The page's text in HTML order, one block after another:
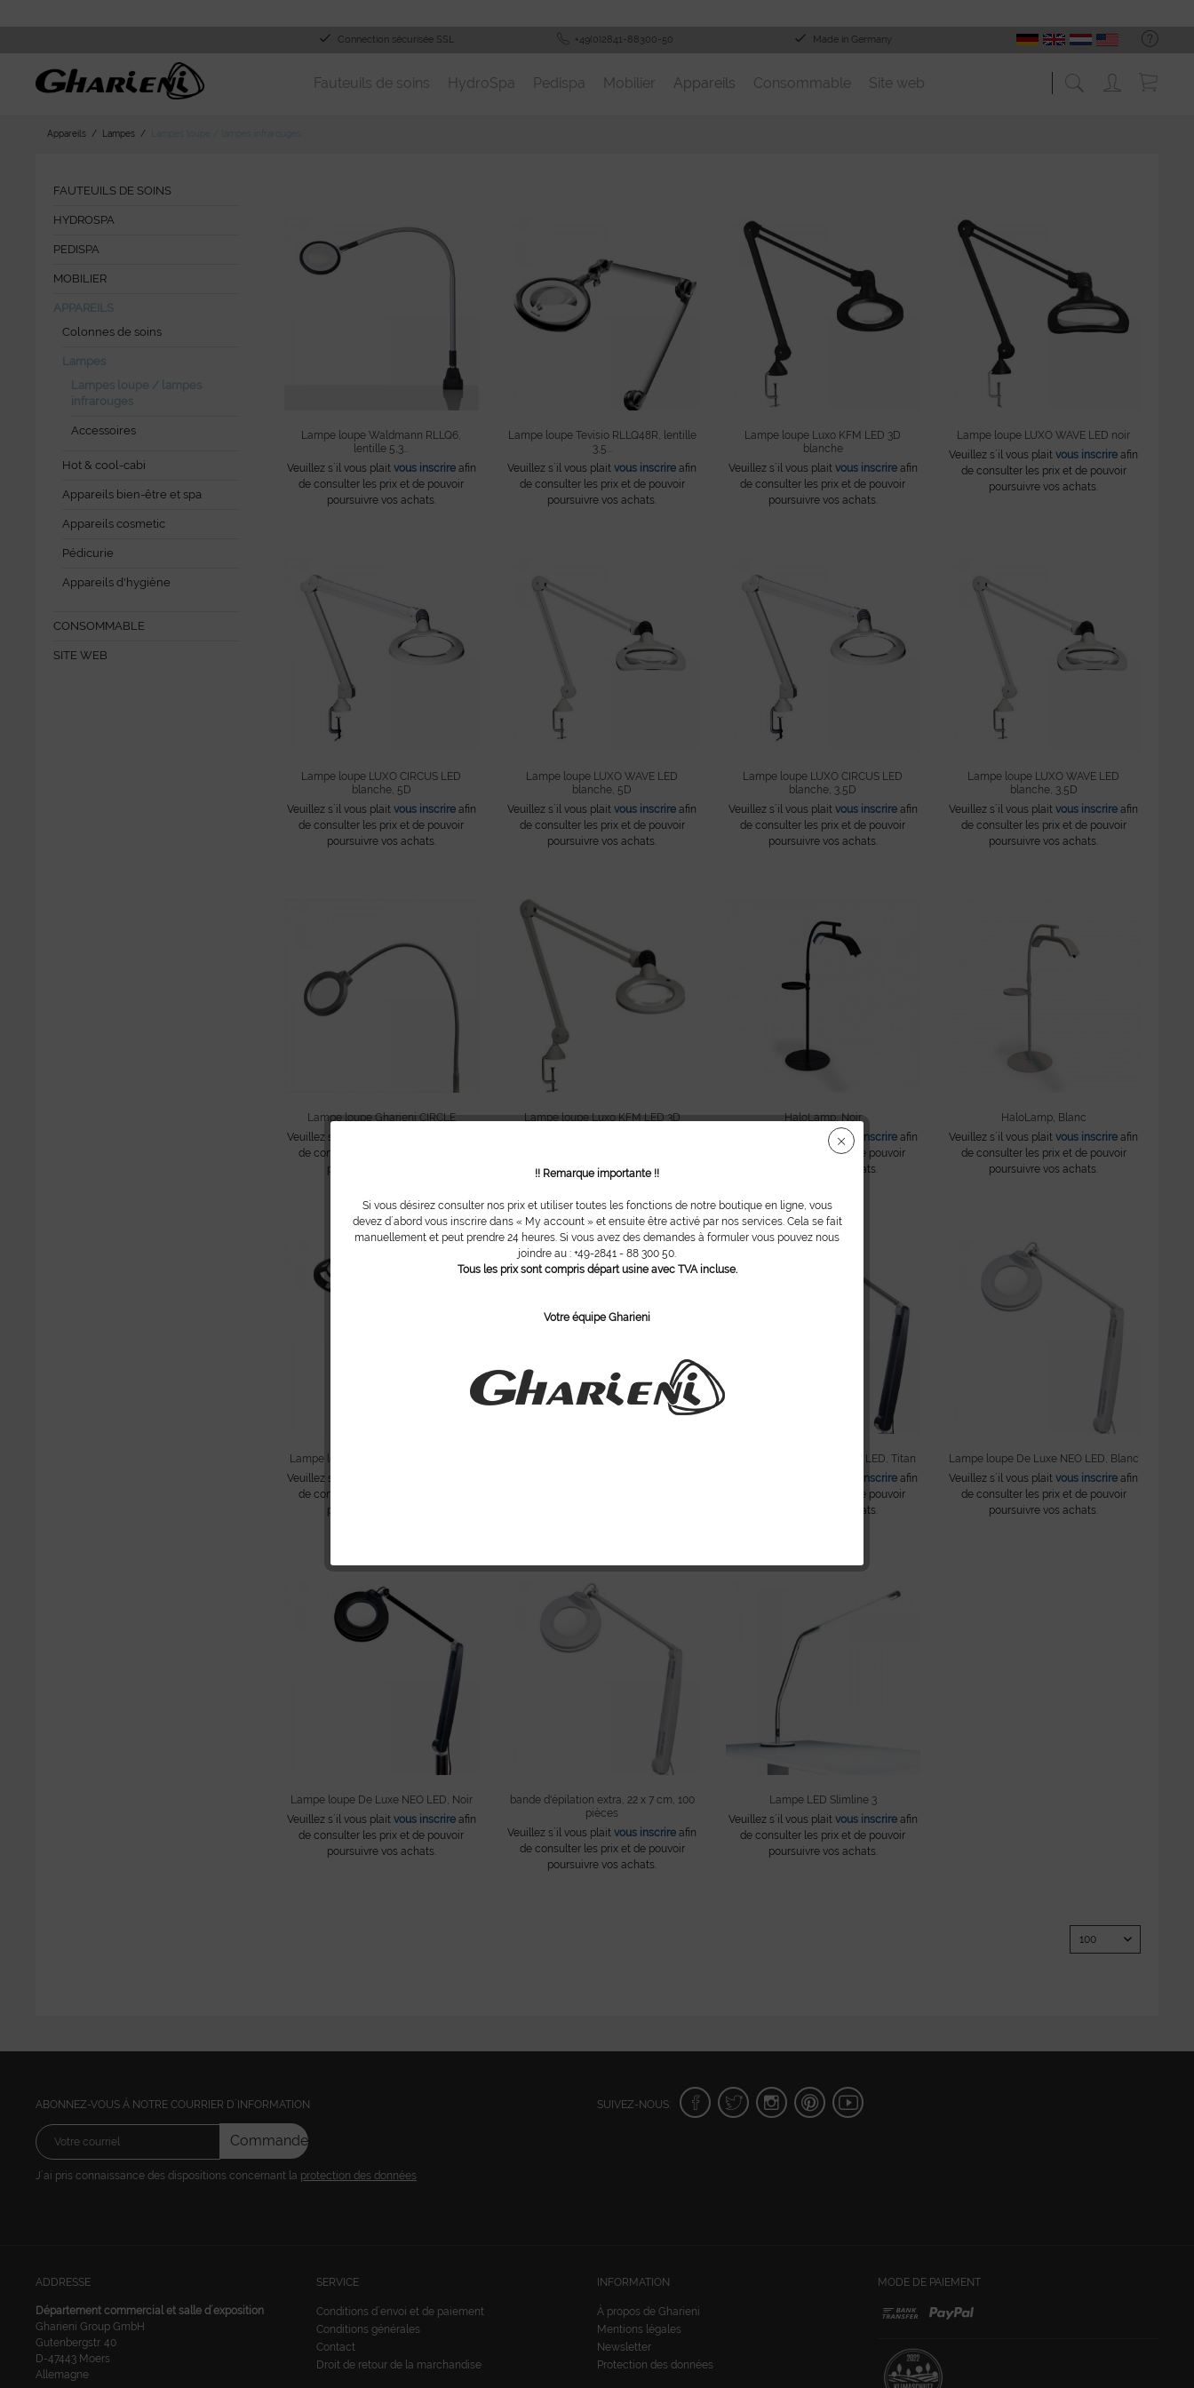
Connection sécurisée SSL +49(0)2841-88300-50 Made in Germany
Fauteuils de soins HydroSpa Pedispa Mobilier Appareils Consommable Site web
Appareils Lampes
FAUTEUILS DE SOINS
HYDROSPA
PEDISPA
MOBILIER
APPAREILS
Colonnes de soins
Lampes
Lampes loupe / lampes
infrarouges
Accessoires
Hot & cool-cabi
Appareils bien-être et spa
Appareils cosmetic
Pédicurie
Appareils d'hygiène
CONSOMMABLE
SITE WEB
Lampe loupe Waldmann RLLQ6,
lentille 5,3...
Veuillez s´il vous plait vous inscrireafin
de consulter les prix et de pouvoir
poursuivre vos achats.
Lampe loupe Tevisio RLLQ48R, lentille
3,5...
Veuillez s´il vous plaitvous inscrire afin
de consulter les prix et de pouvoir
poursuivre vos achats.
Lampe loupe Luxo KFM LED 3D
blanche
Veuillez s´il vous plait vous inscrireafin
de consulter les prix et de pouvoir
poursuivre vos achats.
Lampe loupe LUXO WAVE LED noir
Veuillez s´il vous plaitvous inscrire afin
de consulter les prix et de pouvoir
poursuivre vos achats.
Lampe loupe LUXO CIRCUS LED
blanche, 5D
Veuillez s´il vous plait vous inscrireafin
de consulter les prix et de pouvoir
poursuivre vos achats.
Lampe loupe LUXO WAVE LED
blanche, 5D
Veuillez s´il vous plaitvous inscrire afin
de consulter les prix et de pouvoir
poursuivre vos achats.
Lampe loupe LUXO CIRCUS LED
blanche, 3,5D
Veuillez s´il vous plait vous inscrireafin
de consulter les prix et de pouvoir
poursuivre vos achats.
Lampe loupe LUXO WAVE LED
blanche, 3,5D
Veuillez s´il vous plaitvous inscrire afin
de consulter les prix et de pouvoir
poursuivre vos achats.
Lampe loupe Gharieni CIRCLE
Veuillez s´il vous plait
de consulter les prix et de pouvoir
poursuivre vos achats.
Lampe loupe Luxo KFM LED 3D
de consulter les prix et de pouvoir
poursuivre vos achats.
HaloLamp, Noir
Veuillez s´il vous plait vous inscrireafin
de consulter les prix et de pouvoir
poursuivre vos achats.
HaloLamp, Blanc
Veuillez s´il vous plaitvous inscrire afin
de consulter les prix et de pouvoir
poursuivre vos achats.
Lampe loupe DELUXE PLUS LED Noir
Veuillez s´il vous plait
de consulter les prix et de pouvoir
poursuivre vos achats.
Lampe loupe De Luxe NEO LED, Titan
vous inscrireafin
de consulter les prix et de pouvoir
poursuivre vos achats.
Lampe loupe De Luxe NEO LED, Blanc
Veuillez s´il vous plaitvous inscrire afin
de consulter les prix et de pouvoir
poursuivre vos achats.
Lampe loupe De Luxe NEO LED, Noir
Veuillez s´il vous plait vous inscrireafin
de consulter les prix et de pouvoir
poursuivre vos achats.
bande d'épilation extra, 22 x 7 cm, 100
pièces
Veuillez s´il vous plaitvous inscrire afin
de consulter les prix et de pouvoir
poursuivre vos achats.
Lampe LED Slimline 3
Veuillez s´il vous plait vous inscrireafin
de consulter les prix et de pouvoir
poursuivre vos achats.
ABONNEZ-VOUS Á NOTRE COURRIER D´INFORMATION
Commandez
J´ai pris connaissance des dispositions concernant la protection des données
SUIVEZ-NOUS:
ADDRESSE
Département commercial et salle d´exposition
Gharieni Group GmbH
Gutenbergstr. 40
D-47443 Moers
Allemagne
SERVICE
Conditions d´envoi et de paiement
Conditions générales
Contact
Droit de retour de la marchandise
INFORMATION
À propos de Gharieni
Mentions légales
Newsletter
Protection des données
MODE DE PAIEMENT
!! Remarque importante !!
Si vous désirez consulter nos prix et utiliser toutes les fonctions de notre boutique en ligne, vous
devez d´abord vous inscrire dans « My account » et ensuite être activé par nos services. Cela se fait
manuellement et peut prendre 24 heures. Si vous avez des demandes à formuler vous pouvez nous
joindre au : +49-2841 - 88 300 50.
Tous les prix sont compris départ usine avec TVA incluse.
Votre équipe Gharieni